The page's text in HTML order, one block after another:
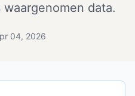
data.
04, 2026